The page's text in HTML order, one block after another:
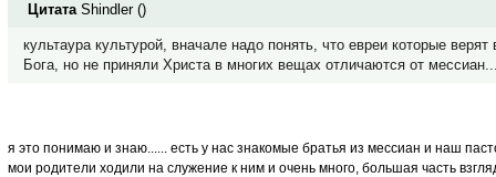
Цитата Shindler()
культаура культурой, вначале надо понять, что евреи которые верят
Бога, но не приняли Христа в многих вещах отличаются от
я это понимаю и знаю...... есть у нас знакомые братья из мессиан и наш
мои родители ходили на служение к ним и очень много, большая часть